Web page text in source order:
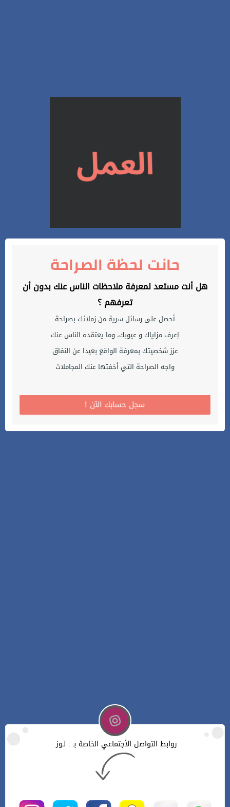
حانت لحظة الصراحة
هل أنت مستعد لمعرفة ملاحظات الناس عنك بدون أن
تعرفهم ؟
أحصل على رسائل سرية من زملائك بصراحة
إعرف مزاياك و عيوبك، وما يعتقده الناس عنك
عزز شخصيتك بمعرفة الواقع بعيدا عن النفاق
واجه الصراحة التي أخفتها عنك المجاملات
! سجل حسابك الآن
روابط التواصل الأجتماعي الخاصة بـ : لـوز